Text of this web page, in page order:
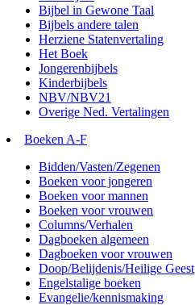
Bijbel in Gewone Taal
Bijbels andere talen
Herziene Statenvertaling
Het Boek
Jongerenbijbels
Kinderbijbels
NBV/NBV21
Overige Ned. Vertalingen
Boeken A-F
Bidden/Vasten/Zegenen
Boeken voor jongeren
Boeken voor mannen
Boeken voor vrouwen
Columns/Verhalen
Dagboeken algemeen
Dagboeken voor vrouwen
Doop/Belijdenis/Heilige Geest
Engelstalige boeken
Evangelie/kennismaking